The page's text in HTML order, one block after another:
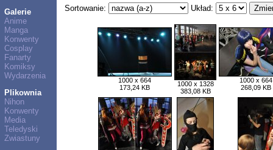
Galerie
Anime
Manga
Konwenty
Cosplay
Fanarty
Komiksy
Wydarzenia
Plikownia
Nihon
Konwenty
Media
Teledyski
Zwiastuny
Sortowanie: Układ:
1000 x 664
173,24 KB
1000 x 1328
383,08 KB
1000 x 664
268,09 KB